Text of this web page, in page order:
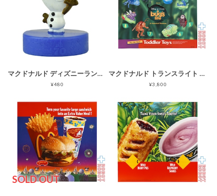
マクドナルド ディズニーランド 70周年記念 アナと雪の女王 オラフ ハッピーミールトイ 2025 企業物
¥480
マクドナルド トランスライト メニュー サイン ロナルド バグズ・ライフ ハッピーミールトイ 企業物
¥3,800
SOLD OUT